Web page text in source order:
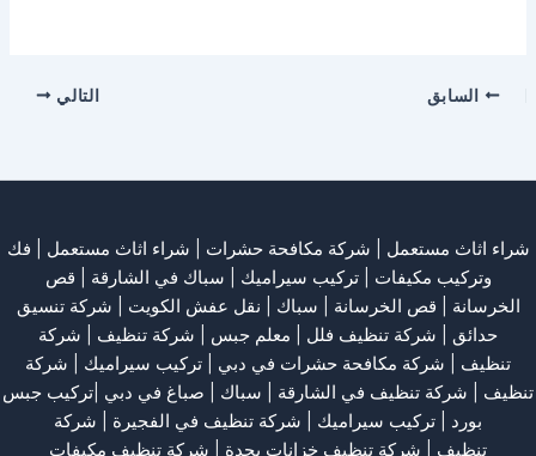
السابق التالي
شراء اثاث مستعمل شركة مكافحة حشرات شراء اثاث مستعمل
فك
وتركيب مكيفات | تركيب سيراميك | سباك في الشارقة
قص
الخرسانة | قص الخرسانة | سباك نقل عفش الكويت
شركة تنسيق
حدائق
شركة تنظيف فلل معلم جبس شركة تنظيف
شركة
تنظيف
شركة مكافحة حشرات في دبي تركيب سيراميك
شركة
تنظيف
شركة تنظيف في الشارقة | سباك | صباغ في دبي |تركيب جبس
بورد | تركيب سيراميك شركة تنظيف في الفجيرة
شركة
تنظيف
شركة تنظيف خزانات بجدة شركة تنظيف مكيفات